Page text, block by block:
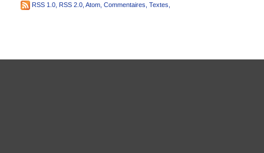
RSS 1.0 RSS 2.0 Atom Commentaires Textes